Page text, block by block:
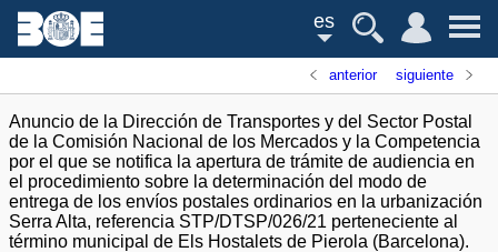
es
anterior siguiente
Anuncio de la Dirección de Transportes y del Sector Postal
de la Comisión Nacional de los Mercados y la Competencia
por el que se notifica la apertura de trámite de audiencia en
el procedimiento sobre la determinación del modo de
entrega de los envíos postales ordinarios en la urbanización
Serra Alta, referencia STP/DTSP/026/21 perteneciente al
término municipal de Els Hostalets de Pierola (Barcelona).